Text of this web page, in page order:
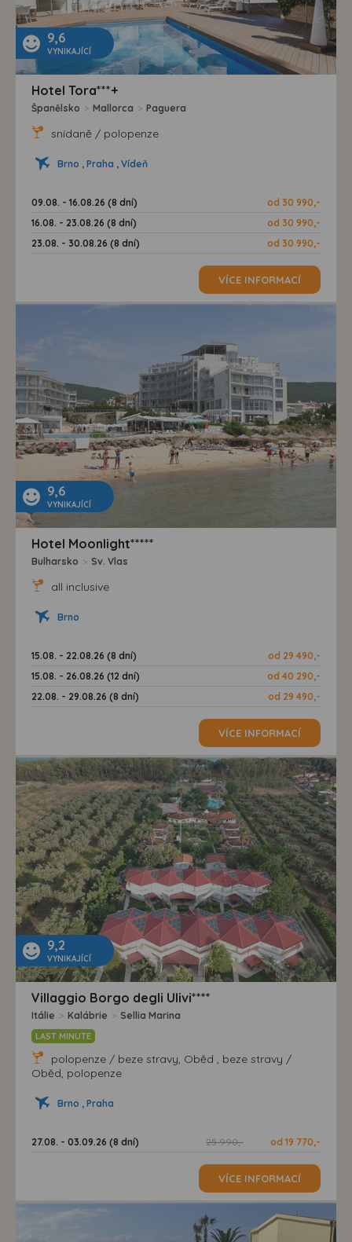
9,6
VYNIKAJÍCÍ
Hotel Tora***+
Španělsko > Mallorca > Paguera
snídaně / polopenze
Brno , Praha , Vídeň
09.08. - 16.08.26 (8 dní)
od 30 990,-
16.08. - 23.08.26 (8 dní)
od 30 990,-
23.08. - 30.08.26 (8 dní)
od 30 990,-
VÍCE INFORMACÍ
9,6
VYNIKAJÍCÍ
Hotel Moonlight*****
Bulharsko > Sv. Vlas
all inclusive
Brno
15.08. - 22.08.26 (8 dní)
od 29 490,-
15.08. - 26.08.26 (12 dní)
od 40 290,-
22.08. - 29.08.26 (8 dní)
od 29 490,-
VÍCE INFORMACÍ
9,2
VYNIKAJÍCÍ
Villaggio Borgo degli Ulivi****
Itálie > Kalábrie > Sellia Marina
LAST MINUTE
polopenze / beze stravy, Oběd , beze stravy /
Oběd, polopenze
Brno , Praha
27.08. - 03.09.26 (8 dní) 25 990,- od 19 770,-
VÍCE INFORMACÍ